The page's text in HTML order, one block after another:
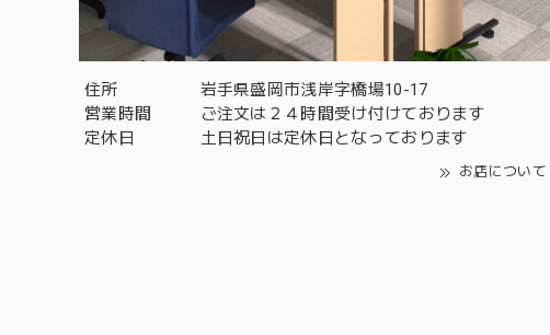
住所
岩手県盛岡市浅岸字橋場10-17
営業時間
ご注文は２４時間受け付けております
定休日
土日祝日は定休日となっております
お店について